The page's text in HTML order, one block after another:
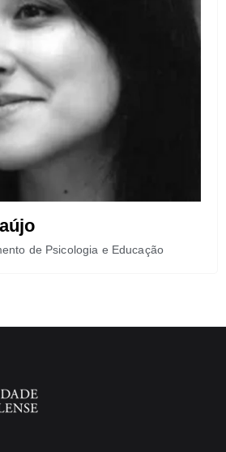
de Psicologia e Educação